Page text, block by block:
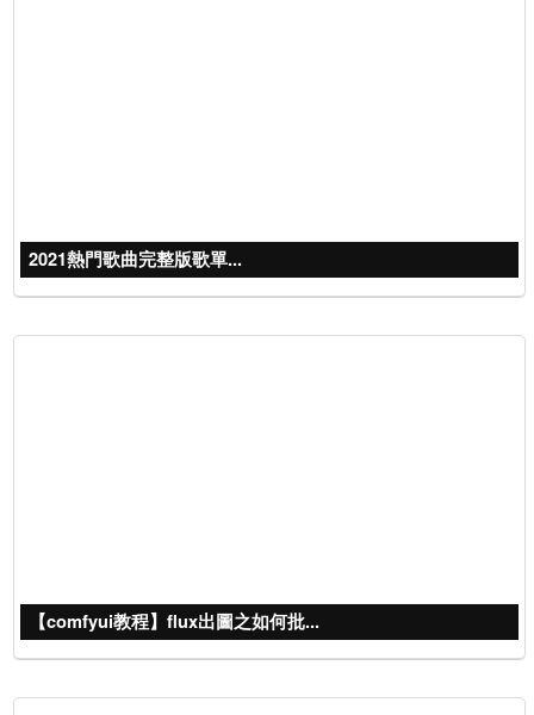
2021熱門歌曲完整版歌單...
【comfyui教程】flux出圖之如何批...